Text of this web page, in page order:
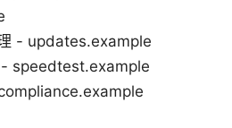
- updates.example
- speedtest.example